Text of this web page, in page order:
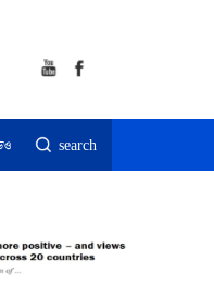
search